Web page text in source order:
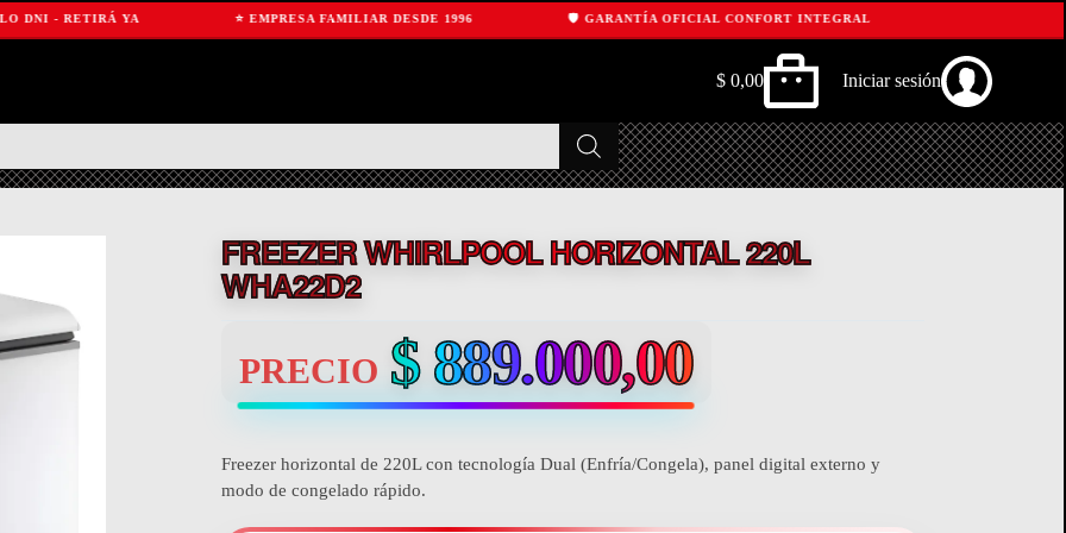
RETIRÁ YA ⭐ EMPRESA FAMILIAR DESDE 1996 🛡️ GARANTÍA OFICIAL CONFORT INTEGRAL
Shopping
$ 0,00 Iniciar sesión
FREEZER WHIRLPOOL HORIZONTAL 220L
WHA22D2
PRECIO $889.000,00
Freezer horizontal de 220L con tecnología Dual (Enfría/Congela), panel digital externo y
modo de congelado rápido.